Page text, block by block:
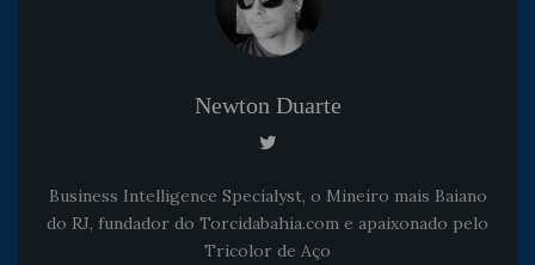
Newton Duarte
Business Intelligence Specialyst, o Mineiro mais Baiano
do RJ, fundador do Torcidabahia.com e apaixonado pelo
Tricolor de Aço